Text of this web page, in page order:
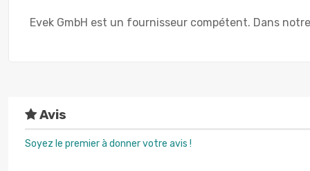
Evek GmbH est un fournisseur compétent. Dans
Avis
Soyez le premier à donner votre avis !